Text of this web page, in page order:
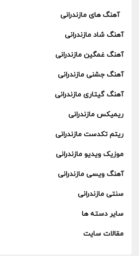
آهنگ های مازندرانی
آهنگ شاد مازندرانی
آهنگ غمگین مازندرانی
آهنگ جشنی مازندرانی
آهنگ گیتاری مازندرانی
ریمیکس مازندرانی
ریتم تکدست مازندرانی
موزیک ویدیو مازندرانی
آهنگ ویسی مازندرانی
سنتی مازندرانی
سایر دسته ها
مقالات سایت